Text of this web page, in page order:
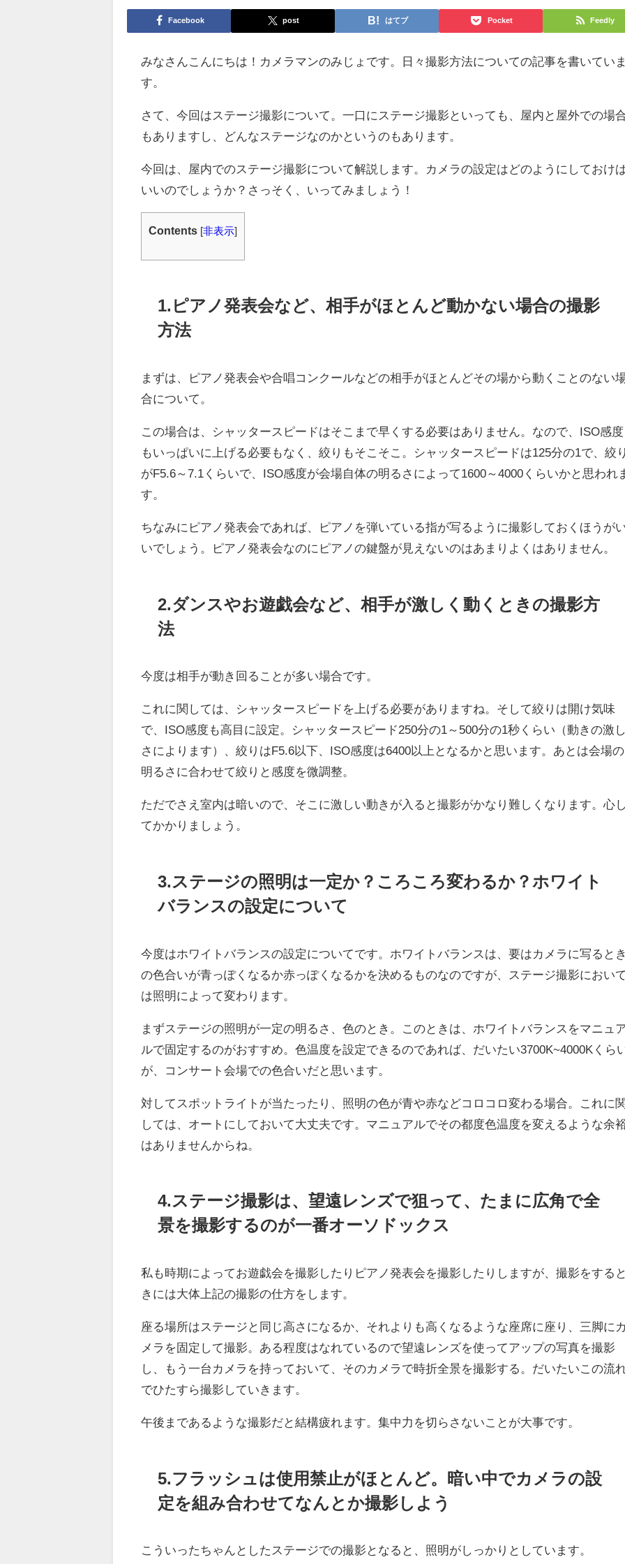
Facebook post はてブ Pocket Feedly
みなさんこんにちは！カメラマンのみじょです。日々撮影方法についての記事を書いていま
す。
さて、今回はステージ撮影について。一口にステージ撮影といっても、屋内と屋外での場
もありますし、どんなステージなのかというのもあります。
今回は、屋内でのステージ撮影について解説します。カメラの設定はどのようにしておけ
いいのでしょうか？さっそく、いってみましょう！
Contents [非表示
1.ピアノ発表会など、相手がほとんど動かない場合の撮影
方法
まずは、ピアノ発表会や合唱コンクールなどの相手がほとんどその場から動くことのない
合について。
この場合は、シャッタースピードはそこまで早くする必要はありません。なので、ISO感度
もいっぱいに上げる必要もなく、絞りもそこそこ。シャッタースピードは125分の1で、絞り
がF5.6～7.1くらいで、ISO感度が会場自体の明るさによって1600～4000くらいかと思われ
す。
ちなみにピアノ発表会であれば、ピアノを弾いている指が写るように撮影しておくほうが
いでしょう。ピアノ発表会なのにピアノの鍵盤が見えないのはあまりよくはありません。
2.ダンスやお遊戯会など、相手が激しく動くときの撮影方
法
今度は相手が動き回ることが多い場合です。
これに関しては、シャッタースピードを上げる必要がありますね。そして絞りは開け気味
で、ISO感度も高目に設定。シャッタースピード250分の1～500分の1秒くらい（動きの激し
さによります）、絞りはF5.6以下、ISO感度は6400以上となるかと思います。あとは会場の
明るさに合わせて絞りと感度を微調整。
ただでさえ室内は暗いので、そこに激しい動きが入ると撮影がかなり難しくなります。心し
てかかりましょう。
3.ステージの照明は一定か？ころころ変わるか？ホワイト
バランスの設定について
今度はホワイトバランスの設定についてです。ホワイトバランスは、要はカメラに写るとき
の色合いが青っぽくなるか赤っぽくなるかを決めるものなのですが、ステージ撮影において
は照明によって変わります。
まずステージの照明が一定の明るさ、色のとき。このときは、ホワイトバランスをマニュ
ルで固定するのがおすすめ。色温度を設定できるのであれば、だいたい3700K~4000Kくら
が、コンサート会場での色合いだと思います。
対してスポットライトが当たったり、照明の色が青や赤などコロコロ変わる場合。これに関
しては、オートにしておいて大丈夫です。マニュアルでその都度色温度を変えるような余
はありませんからね。
4.ステージ撮影は、望遠レンズで狙って、たまに広角で全
景を撮影するのが一番オーソドックス
私も時期によってお遊戯会を撮影したりピアノ発表会を撮影したりしますが、撮影をすると
きには大体上記の撮影の仕方をします。
座る場所はステージと同じ高さになるか、それよりも高くなるような座席に座り、三脚にカ
メラを固定して撮影。ある程度はなれているので望遠レンズを使ってアップの写真を撮影
し、もう一台カメラを持っておいて、そのカメラで時折全景を撮影する。だいたいこの流れ
でひたすら撮影していきます。
午後まであるような撮影だと結構疲れます。集中力を切らさないことが大事です。
5.フラッシュは使用禁止がほとんど。暗い中でカメラの設
定を組み合わせてなんとか撮影しよう
こういったちゃんとしたステージでの撮影となると、照明がしっかりとしています。